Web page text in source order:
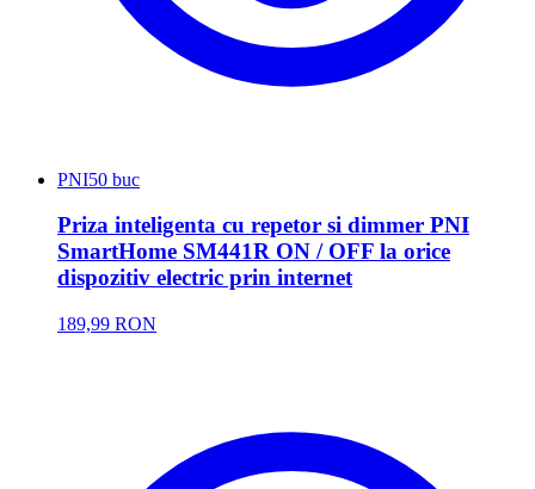
PNI50 buc
Priza inteligenta cu repetor si dimmer PNI
SmartHome SM441R ON / OFF la orice
dispozitiv electric prin internet
189,99 RON